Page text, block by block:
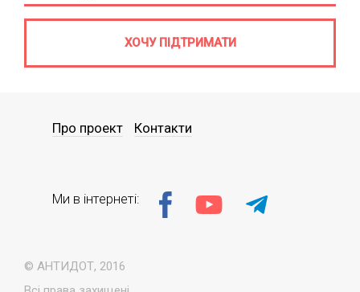
ХОЧУ ПІДТРИМАТИ
© АНТИДОТ, 2016
Про проект Контакти
Ми в інтернеті: